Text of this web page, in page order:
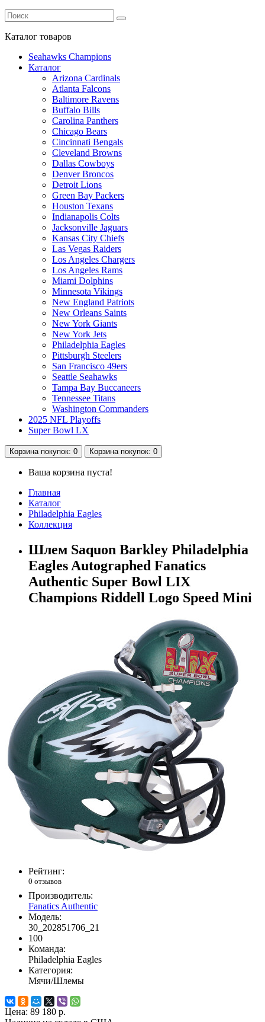
Каталог товаров
Seahawks Champions
Каталог
Arizona Cardinals
Atlanta Falcons
Baltimore Ravens
Buffalo Bills
Carolina Panthers
Chicago Bears
Cincinnati Bengals
Cleveland Browns
Dallas Cowboys
Denver Broncos
Detroit Lions
Green Bay Packers
Houston Texans
Indianapolis Colts
Jacksonville Jaguars
Kansas City Chiefs
Las Vegas Raiders
Los Angeles Chargers
Los Angeles Rams
Miami Dolphins
Minnesota Vikings
New England Patriots
New Orleans Saints
New York Giants
New York Jets
Philadelphia Eagles
Pittsburgh Steelers
San Francisco 49ers
Seattle Seahawks
Tampa Bay Buccaneers
Tennessee Titans
Washington Commanders
2025 NFL Playoffs
Super Bowl LX
Корзина покупок: 0 Корзина покупок: 0
Ваша корзина пуста!
Главная
Каталог
Philadelphia Eagles
Коллекция
Шлем Saquon Barkley Philadelphia
Eagles Autographed Fanatics
Authentic Super Bowl LIX
Champions Riddell Logo Speed Mini
Рейтинг:
0 отзывов
Производитель:
Fanatics Authentic
Модель:
30_202851706_21
100
Команда:
Philadelphia Eagles
Категория:
Мячи/Шлемы
Цена: 89 180 р.